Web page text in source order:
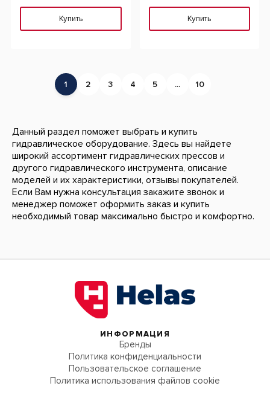
Купить Купить
1 2 3 4 5 ... 10
Данный раздел поможет выбрать и купить
гидравлическое оборудование. Здесь вы найдете
широкий ассортимент гидравлических прессов и
другого гидравлического инструмента, описание
моделей и их характеристики, отзывы покупателей.
Если Вам нужна консультация закажите звонок и
менеджер поможет оформить заказ и купить
необходимый товар максимально быстро и комфортно.
ИНФОРМАЦИЯ
Бренды
Политика конфиденциальности
Пользовательское соглашение
Политика использования файлов cookie